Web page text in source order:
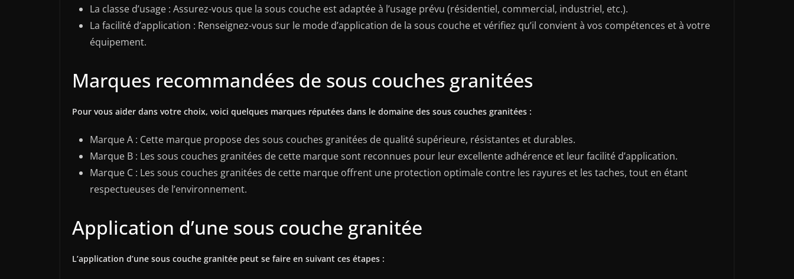
La classe d’usage : Assurez-vous que la sous couche est adaptée à l’usage prévu (résidentiel, commercial, industriel, etc.).
La facilité d’application : Renseignez-vous sur le mode d’application de la sous couche et vérifiez qu’il convient à vos compétences et à votre
équipement.
Marques recommandées de sous couches granitées
Pour vous aider dans votre choix, voici quelques marques réputées dans le domaine des sous couches granitées :
Marque A : Cette marque propose des sous couches granitées de qualité supérieure, résistantes et durables.
Marque B : Les sous couches granitées de cette marque sont reconnues pour leur excellente adhérence et leur facilité d’application.
Marque C : Les sous couches granitées de cette marque offrent une protection optimale contre les rayures et les taches, tout en étant
respectueuses de l’environnement.
Application d’une sous couche granitée
L’application d’une sous couche granitée peut se faire en suivant ces étapes :